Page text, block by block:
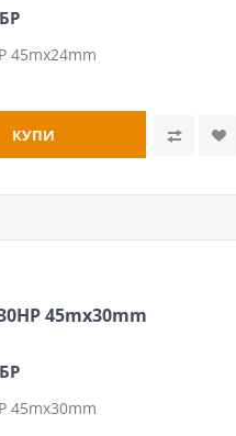
БР
45mх24mm
45mх30mm
БР
45mх30mm